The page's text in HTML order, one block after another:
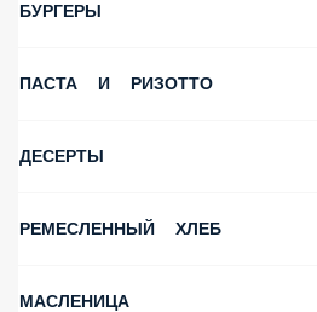
БУРГЕРЫ
ПАСТА И РИЗОТТО
ДЕСЕРТЫ
РЕМЕСЛЕННЫЙ ХЛЕБ
МАСЛЕНИЦА